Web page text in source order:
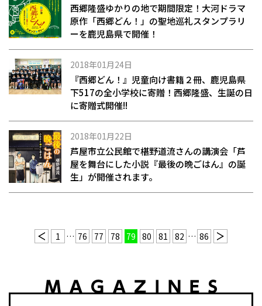
西郷隆盛ゆかりの地で期間限定！大河ドラマ
原作「西郷どん！」の聖地巡礼スタンプラリ
ーを鹿児島県で開催！
2018年01月24日
『西郷どん！』児童向け書籍２冊、鹿児島県
下517の全小学校に寄贈！西郷隆盛、生誕の日
に寄贈式開催!!
2018年01月22日
芦屋市立公民館で椹野道流さんの講演会「芦
屋を舞台にした小説『最後の晩ごはん』の誕
生」が開催されます。
1 … 76 77 78 79 80 81 82 … 86